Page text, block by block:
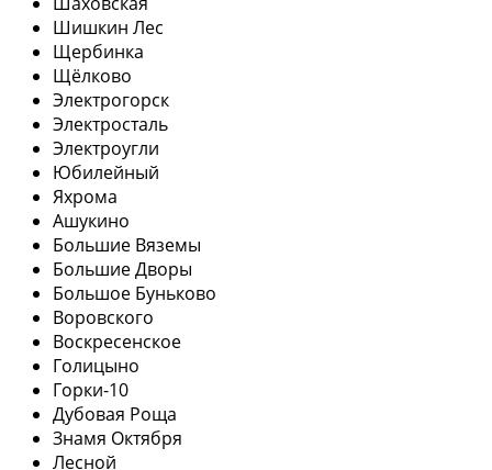
Шишкин Лес
Щербинка
Щёлково
Электрогорск
Электросталь
Электроугли
Юбилейный
Яхрома
Ашукино
Большие Вяземы
Большие Дворы
Большое Буньково
Воровского
Воскресенское
Голицыно
Горки-10
Дубовая Роща
Знамя Октября
Лесной